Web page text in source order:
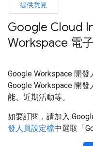
提供意見
Google Cloud
Workspace 電
Google Workspace 開
Google Workspace 開
能、近期活動等。
如要訂閱，請加入
發人員設定檔中選取「